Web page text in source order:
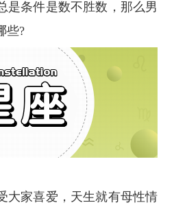
是条件是数不胜数，那么男
些?
大家喜爱，天生就有母性情